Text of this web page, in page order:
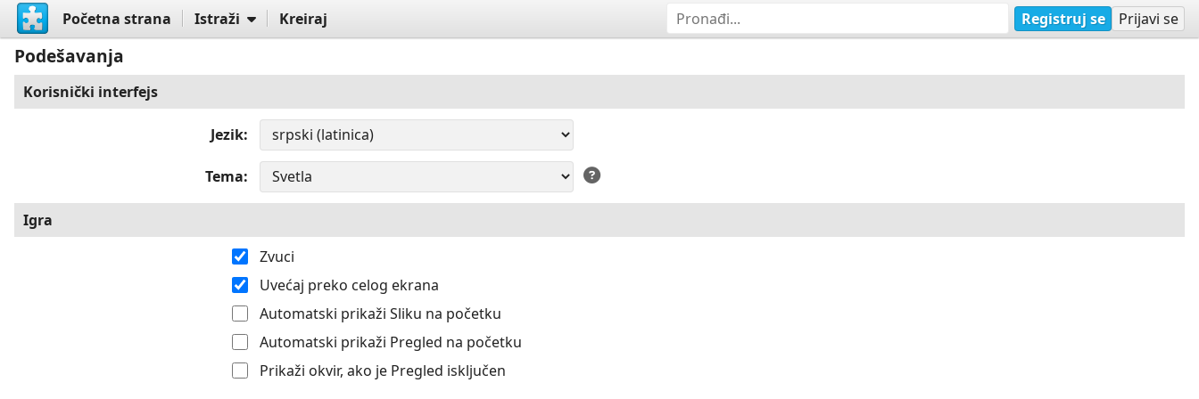
Početna strana Istraži Kreiraj Registruj se Prijavi se
Podešavanja
Korisnički interfejs
Jezik
Tema
Igra
Zvuci
Uvećaj preko celog ekrana
Automatski prikaži Sliku na početku
Automatski prikaži Pregled na početku
Prikaži okvir, ako je Pregled isključen